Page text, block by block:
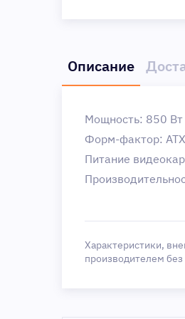
Описание
Мощность: 850 Вт
Форм-фактор: ATX
Питание
Характеристики,
производителем